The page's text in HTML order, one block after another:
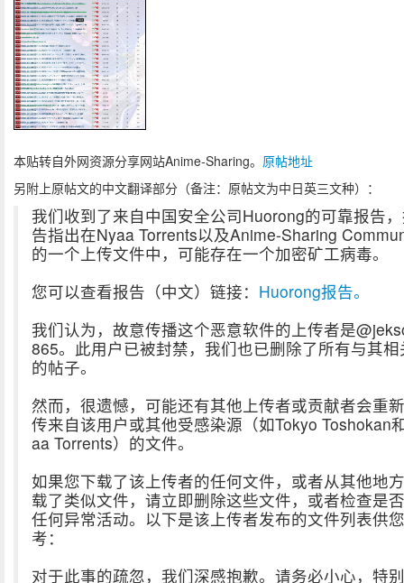
本贴转自外网资源分享网站Anime-Sharing。 原帖地址
另附上原帖文的中文翻译部分（备注：原帖文为中日英三文种）：
我们收到了来自中国安全公司Huorong的可靠报告
告指出在Nyaa Torrents以及Anime-Sharing
的一个上传文件中，可能存在一个加密矿工病毒。
您可以查看报告（中文）链接： Huorong报告。
我们认为，故意传播这个恶意软件的上传者是
865。此用户已被封禁，我们也已删除了所有与其相
的帖子。
然而，很遗憾，可能还有其他上传者或贡献者会重
传来自该用户或其他受感染源（如Tokyo Toshokan
aa Torrents）的文件。
如果您下载了该上传者的任何文件，或者从其他地
载了类似文件，请立即删除这些文件，或者检查是
任何异常活动。以下是该上传者发布的文件列表供
考：
对于此事的疏忽，我们深感抱歉。请务必小心，特